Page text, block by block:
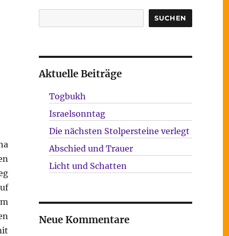
SUCHEN
Aktuelle Beiträge
Togbukh
Israelsonntag
Die nächsten Stolpersteine verlegt
Abschied und Trauer
Licht und Schatten
Neue Kommentare